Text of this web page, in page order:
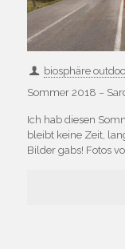
biosphäre
Sommer 2018 –
Ich hab diesen
bleibt keine Zeit,
Bilder gabs! Fotos